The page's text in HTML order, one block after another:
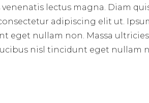
lectus magna. Diam
adipiscing elit ut.
eget nullam non. Massa
nisl tincidunt eget nullam